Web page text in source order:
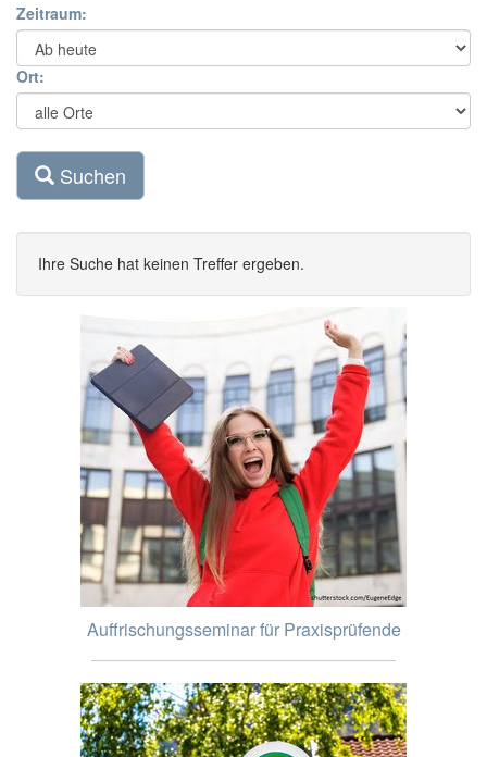
Zeitraum:
Ort:
Suchen
Ihre Suche hat keinen Treffer ergeben.
Auffrischungsseminar für Praxisprüfende